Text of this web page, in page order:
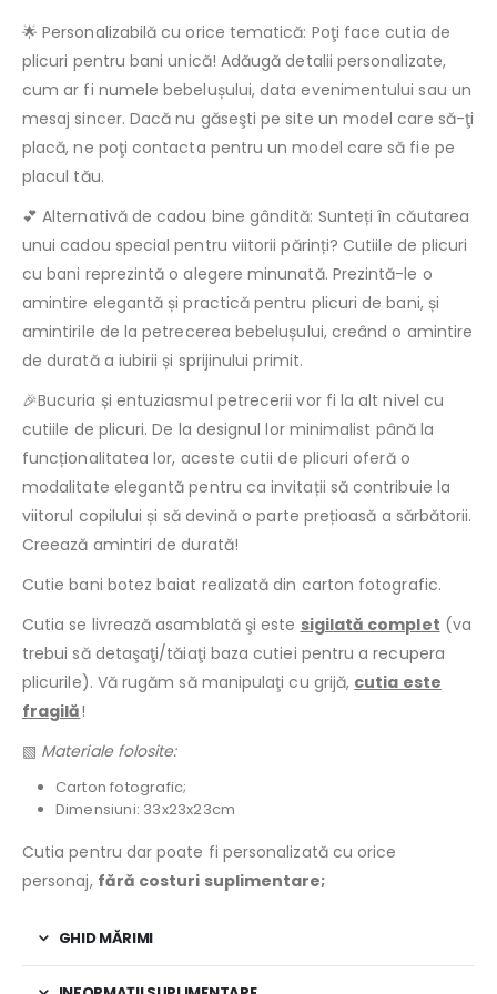
🌟 Personalizabilă cu orice tematică: Poţi face cutia de
plicuri pentru bani unică! Adăugă detalii personalizate,
cum ar fi numele bebelușului, data evenimentului sau un
mesaj sincer. Dacă nu găseşti pe site un model care să-ţi
placă, ne poţi contacta pentru un model care să fie pe
placul tău.
💕 Alternativă de cadou bine gândită: Sunteți în căutarea
unui cadou special pentru viitorii părinți? Cutiile de plicuri
cu bani reprezintă o alegere minunată. Prezintă-le o
amintire elegantă și practică pentru plicuri de bani, și
amintirile de la petrecerea bebelușului, creând o amintire
de durată a iubirii și sprijinului primit.
🎉Bucuria și entuziasmul petrecerii vor fi la alt nivel cu
cutiile de plicuri. De la designul lor minimalist până la
funcționalitatea lor, aceste cutii de plicuri oferă o
modalitate elegantă pentru ca invitații să contribuie la
viitorul copilului și să devină o parte prețioasă a sărbătorii.
Creează amintiri de durată!
Cutie bani botez baiat realizată din carton fotografic.
Cutia se livrează asamblată şi este sigilată complet (va
trebui să detaşaţi/tăiaţi baza cutiei pentru a recupera
plicurile). Vă rugăm să manipulaţi cu grijă, cutia este
fragilă!
▧ Materiale folosite:
Carton fotografic;
Dimensiuni: 33x23x23cm
Cutia pentru dar poate fi personalizată cu orice
personaj, fără costuri suplimentare;
GHID MĂRIMI